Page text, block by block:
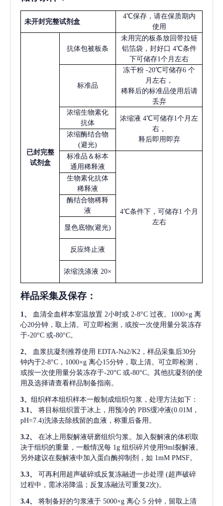
未开封完整试剂盒
4℃保存，请在保质期内
使用
已封完整
试剂盒
抗体包被板条
未用完的板条放回带拉链
铝箔袋，封好口 4℃条件
下可储存1个月左右
标准品
冻干粉 -20℃可储存6 个
月左右，
稀释后的标准品使用后请
丢弃
浓缩生物素化
抗体
浓缩液 4℃可储存1个月左
右，
释后即用即弃
浓缩酶结合物
(避光)
标准品＆标本
通用稀释液
4℃条件下，可储存1 个月
左右
生物素化抗体
稀释液
酶结合物稀释
液
显色底物(避光)
反应终止液
浓缩洗涤液 20×
样品采集及保存 ：
1、 血清全血样本室温放置 2小时或 2-8°C 过夜。1000×g 离
心20分钟，取上清。可立即检测，或按一次使用量分装冻存
于-20°C 或-80°C。
2、 血浆抗凝剂推荐使用 EDTA-Na2/K2，样品采集后30分
钟内于2-8°C，1000×g 离心15分钟，取上清。可立即检测，
或按一次使用量分装冻存于-20°C 或-80°C。其他抗凝剂的使
用及选择请查看样品制备指南。
3、 组织样本组织样本一般制成组织匀浆，处理方法如下：
3.1、
将目标组织置于冰上，用预冷的 PBS缓冲液(0.01M，
pH=7.4)洗涤去除残留的血液，称重后备用。
3.2、
在冰上用裂解液研磨组织匀浆。加入裂解液的体积取
决于组织的重量，一般情况每 1g 组织碎片使用9ml裂解液。
另外建议在裂解液中加入蛋白酶抑制剂，如 1mM PMSF。
3.3、 可再利用超声破碎或反复冻融进一步处理 (超声破碎
过程中，需冰浴降温；反复冻融法可重复2次)。
3.4、 将制备好的匀浆液于 5000×g 离心 5 分钟，留取上清